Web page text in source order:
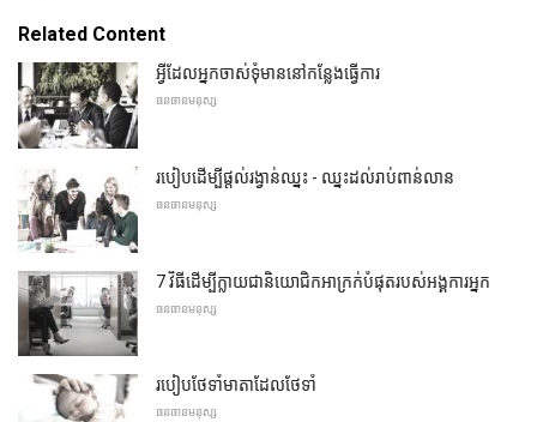
Related Content
អ្វីដែលអ្នកចាស់ទុំមាននៅកន្លែងធ្វើការ
ធនធានមនុស្ស
របៀបដើម្បីផ្តល់រង្វាន់ឈ្នះ - ឈ្នះដល់រាប់ពាន់លាន
ធនធានមនុស្ស
7 វិធីដើម្បីក្លាយជានិយោជិកអាក្រក់បំផុតរបស់អង្គការអ្នក
ធនធានមនុស្ស
របៀបថែទាំមាតាដែលថែទាំ
ធនធានមនុស្ស